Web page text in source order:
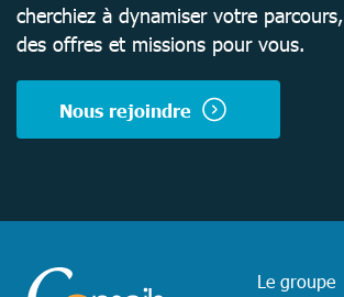
cherchiez à dynamiser votre
des offres et missions pour vous.
Nous rejoindre
Le groupe